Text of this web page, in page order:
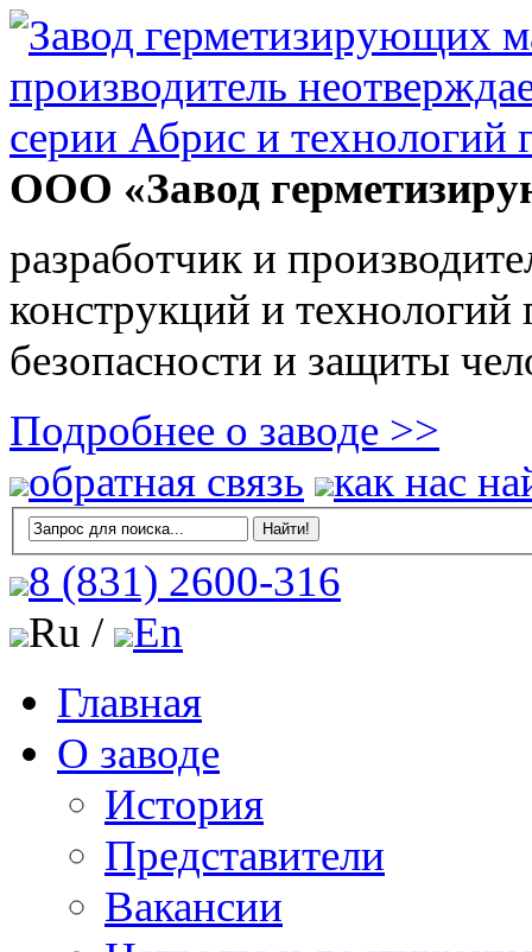
ООО «Завод
разработчик и
конструкций и
безопасности и защиты
Подробнее о заводе >>
обратная связь
как нас
8 (831) 2600-316
Ru /
En
Главная
О заводе
История
Представители
Вакансии